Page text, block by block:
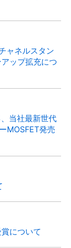
ャネルスタン
ップ拡充につ
当社最新世代
MOSFET発売
について